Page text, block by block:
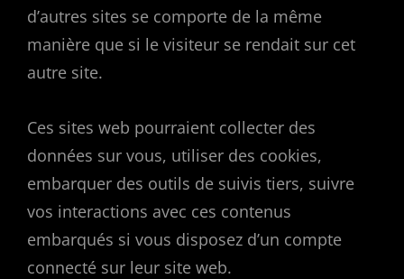
d’autres sites se comporte de la même
manière que si le visiteur se rendait sur cet
autre site.
Ces sites web pourraient collecter des
données sur vous, utiliser des cookies,
embarquer des outils de suivis tiers, suivre
vos interactions avec ces contenus
embarqués si vous disposez d’un compte
connecté sur leur site web.